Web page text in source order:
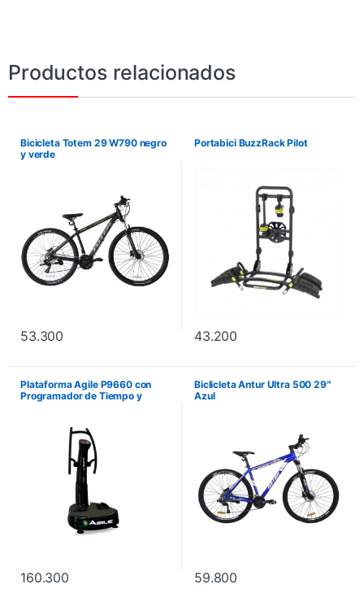
Productos relacionados
Bicicleta Totem 29 W790 negro
y verde
53.300
Portabici BuzzRack Pilot
43.200
Plataforma Agile P9660 con
Programador de Tiempo y
160.300
Biclicleta Antur Ultra 500 29″
Azul
59.800